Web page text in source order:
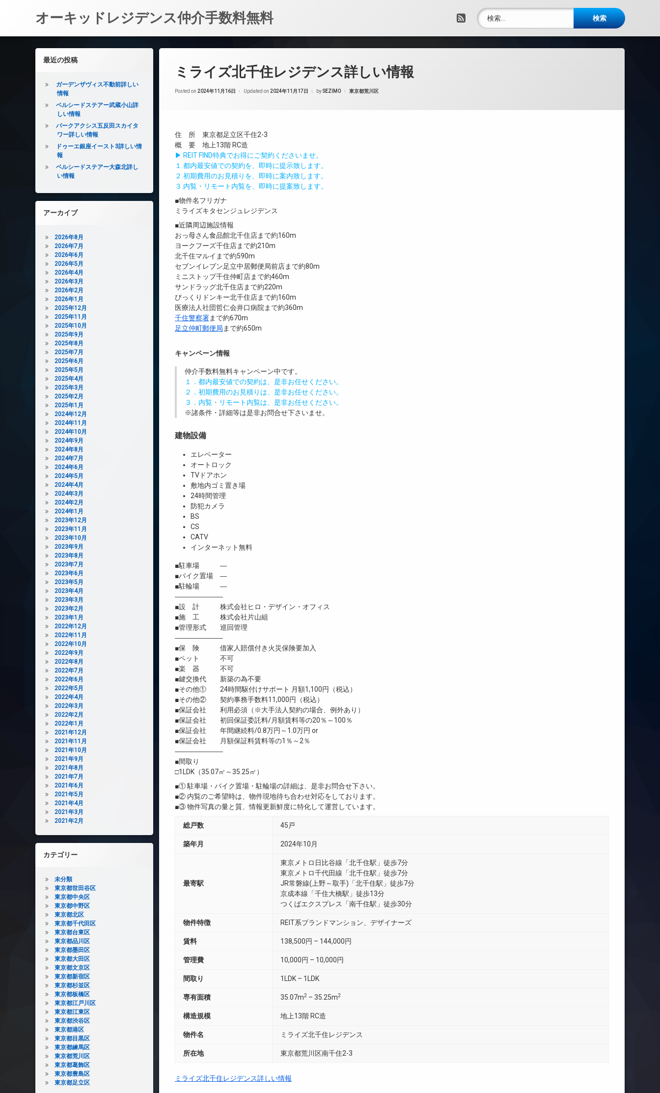
オーキッドレジデンス仲介手数料無料 RSS
検索:
ミライズ北千住レジデンス詳しい情報
Posted on 2024年11月16日 Updated on 2024年11月17日 bySEZIMO カテゴリー:
東京都荒川区
住 所 東京都足立区千住2-3
概 要 地上13階 RC造
▶ REIT FIND特典でお得にご契約くださいませ。
１.都内最安値での契約を、即時に提示致します。
２.初期費用のお見積りを、即時に案内致します。
３.内覧・リモート内覧を、即時に提案致します。
■物件名フリガナ
ミライズキタセンジュレジデンス
■近隣周辺施設情報
おっ母さん食品館北千住店まで約160m
ヨークフーズ千住店まで約210m
北千住マルイまで約590m
セブンイレブン足立中居郵便局前店まで約80m
ミニストップ千住仲町店まで約460m
サンドラッグ北千住店まで約220m
びっくりドンキー北千住店まで約160m
医療法人社団哲仁会井口病院まで約360m
千住警察署まで約670m
足立仲町郵便局 まで約650m
キャンペーン情報
仲介手数料無料キャンペーン中です。
１．都内最安値での契約は、是非お任せください。
２．初期費用のお見積りは、是非お任せください。
３．内覧・リモート内覧は、是非お任せください。
※諸条件・詳細等は是非お問合せ下さいませ。
建物設備
エレベーター
オートロック
TVドアホン
敷地内ゴミ置き場
24時間管理
防犯カメラ
BS
CS
CATV
インターネット無料
■駐車場 ―
■バイク置場 ―
■駐輪場 ―
―――――――
■設 計 株式会社ヒロ・デザイン・オフィス
■施 工 株式会社片山組
■管理形式 巡回管理
―――――――
■保 険 借家人賠償付き火災保険要加入
■ペット 不可
■楽 器 不可
■鍵交換代 新築の為不要
■その他① 24時間駆付けサポート 月額1,100円（税込）
■その他② 契約事務手数料11,000円（税込）
■保証会社 利用必須（※大手法人契約の場合、例外あり）
■保証会社 初回保証委託料/月額賃料等の20％～100％
■保証会社 年間継続料/0.8万円～1.0万円 or
■保証会社 月額保証料賃料等の1％～2％
―――――――
■間取り
□1LDK（35.07㎡～35.25㎡）
■① 駐車場・バイク置場・駐輪場の詳細は、是非お問合せ下さい。
■② 内覧のご希望時は、物件現地待ち合わせ対応をしております。
■③ 物件写真の量と質、情報更新鮮度に特化して運営しています。
総戸数 45戸
築年月 2024年10月
最寄駅
東京メトロ日比谷線「北千住駅」徒歩7分
東京メトロ千代田線「北千住駅」徒歩7分
JR常磐線(上野～取手)「北千住駅」徒歩7分
京成本線「千住大橋駅」徒歩13分
つくばエクスプレス「南千住駅」徒歩30分
物件特徴 REIT系ブランドマンション、デザイナーズ
賃料 138,500円 – 144,000円
管理費 10,000円 – 10,000円
間取り 1LDK – 1LDK
専有面積 35.07m2 – 35.25m2
構造規模 地上13階 RC造
物件名 ミライズ北千住レジデンス
所在地 東京都荒川区南千住2-3
ミライズ北千住レジデンス詳しい情報
左サイドバー
最近の投稿
ガーデンザヴィス不動前詳しい
情報
ベルシードステアー武蔵小山詳
しい情報
パークアクシス五反田スカイタ
ワー詳しい情報
ドゥーエ銀座イースト3詳しい情
報
ベルシードステアー大森北詳し
い情報
アーカイブ
2026年8月
2026年7月
2026年6月
2026年5月
2026年4月
2026年3月
2026年2月
2026年1月
2025年12月
2025年11月
2025年10月
2025年9月
2025年8月
2025年7月
2025年6月
2025年5月
2025年4月
2025年3月
2025年2月
2025年1月
2024年12月
2024年11月
2024年10月
2024年9月
2024年8月
2024年7月
2024年6月
2024年5月
2024年4月
2024年3月
2024年2月
2024年1月
2023年12月
2023年11月
2023年10月
2023年9月
2023年8月
2023年7月
2023年6月
2023年5月
2023年4月
2023年3月
2023年2月
2023年1月
2022年12月
2022年11月
2022年10月
2022年9月
2022年8月
2022年7月
2022年6月
2022年5月
2022年4月
2022年3月
2022年2月
2022年1月
2021年12月
2021年11月
2021年10月
2021年9月
2021年8月
2021年7月
2021年6月
2021年5月
2021年4月
2021年3月
2021年2月
カテゴリー
未分類
東京都世田谷区
東京都中央区
東京都中野区
東京都北区
東京都千代田区
東京都台東区
東京都品川区
東京都墨田区
東京都大田区
東京都文京区
東京都新宿区
東京都杉並区
東京都板橋区
東京都江戸川区
東京都江東区
東京都渋谷区
東京都港区
東京都目黒区
東京都練馬区
東京都荒川区
東京都葛飾区
東京都豊島区
東京都足立区